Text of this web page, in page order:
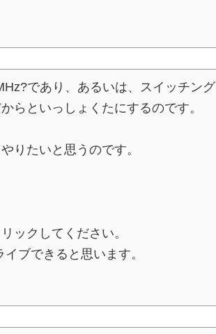
であり、あるいは、スイッチング
らといっしょくたにするのです。
りたいと思うのです。
ックしてください。
ブできると思います。